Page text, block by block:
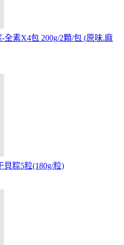
全素X4包 200g/2顆/包 (原味.麻
粽5粒(180g/粒)